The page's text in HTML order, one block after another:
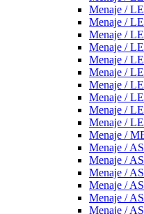
Menaje /
Menaje /
Menaje /
Menaje /
Menaje /
Menaje /
Menaje /
Menaje /
Menaje /
Menaje /
Menaje /
Menaje /
Menaje /
Menaje /
Menaje /
Menaje /
Menaje /